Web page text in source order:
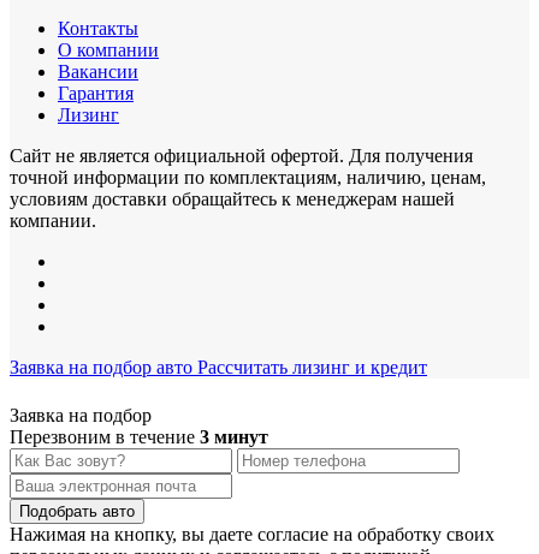
Контакты
О компании
Вакансии
Гарантия
Лизинг
Сайт не является официальной офертой. Для получения
точной информации по комплектациям, наличию, ценам,
условиям доставки обращайтесь к менеджерам нашей
компании.
Заявка на подбор авто Рассчитать лизинг и кредит
Заявка на подбор
Перезвоним в течение 3 минут
Подобрать авто
Нажимая на кнопку, вы даете согласие на обработку своих